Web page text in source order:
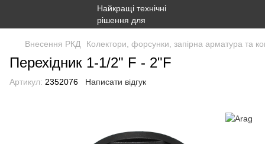
Внесення РКД Колектори, форсунки, запірна арматура та
Перехідник 1-1/2" F - 2"F
Артикул: 2352076 Написати відгук